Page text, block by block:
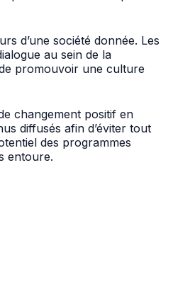
d’une société donnée. Les
au sein de la
promouvoir une culture
changement positif en
diffusés afin d’éviter tout
des programmes
entoure.